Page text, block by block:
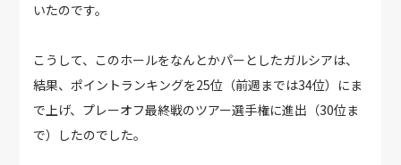
いたのです。
こうして、このホールをなんとかパーとしたガルシアは、
結果、ポイントランキングを25位（前週までは34位）にま
で上げ、プレーオフ最終戦のツアー選手権に進出（30位ま
で）したのでした。